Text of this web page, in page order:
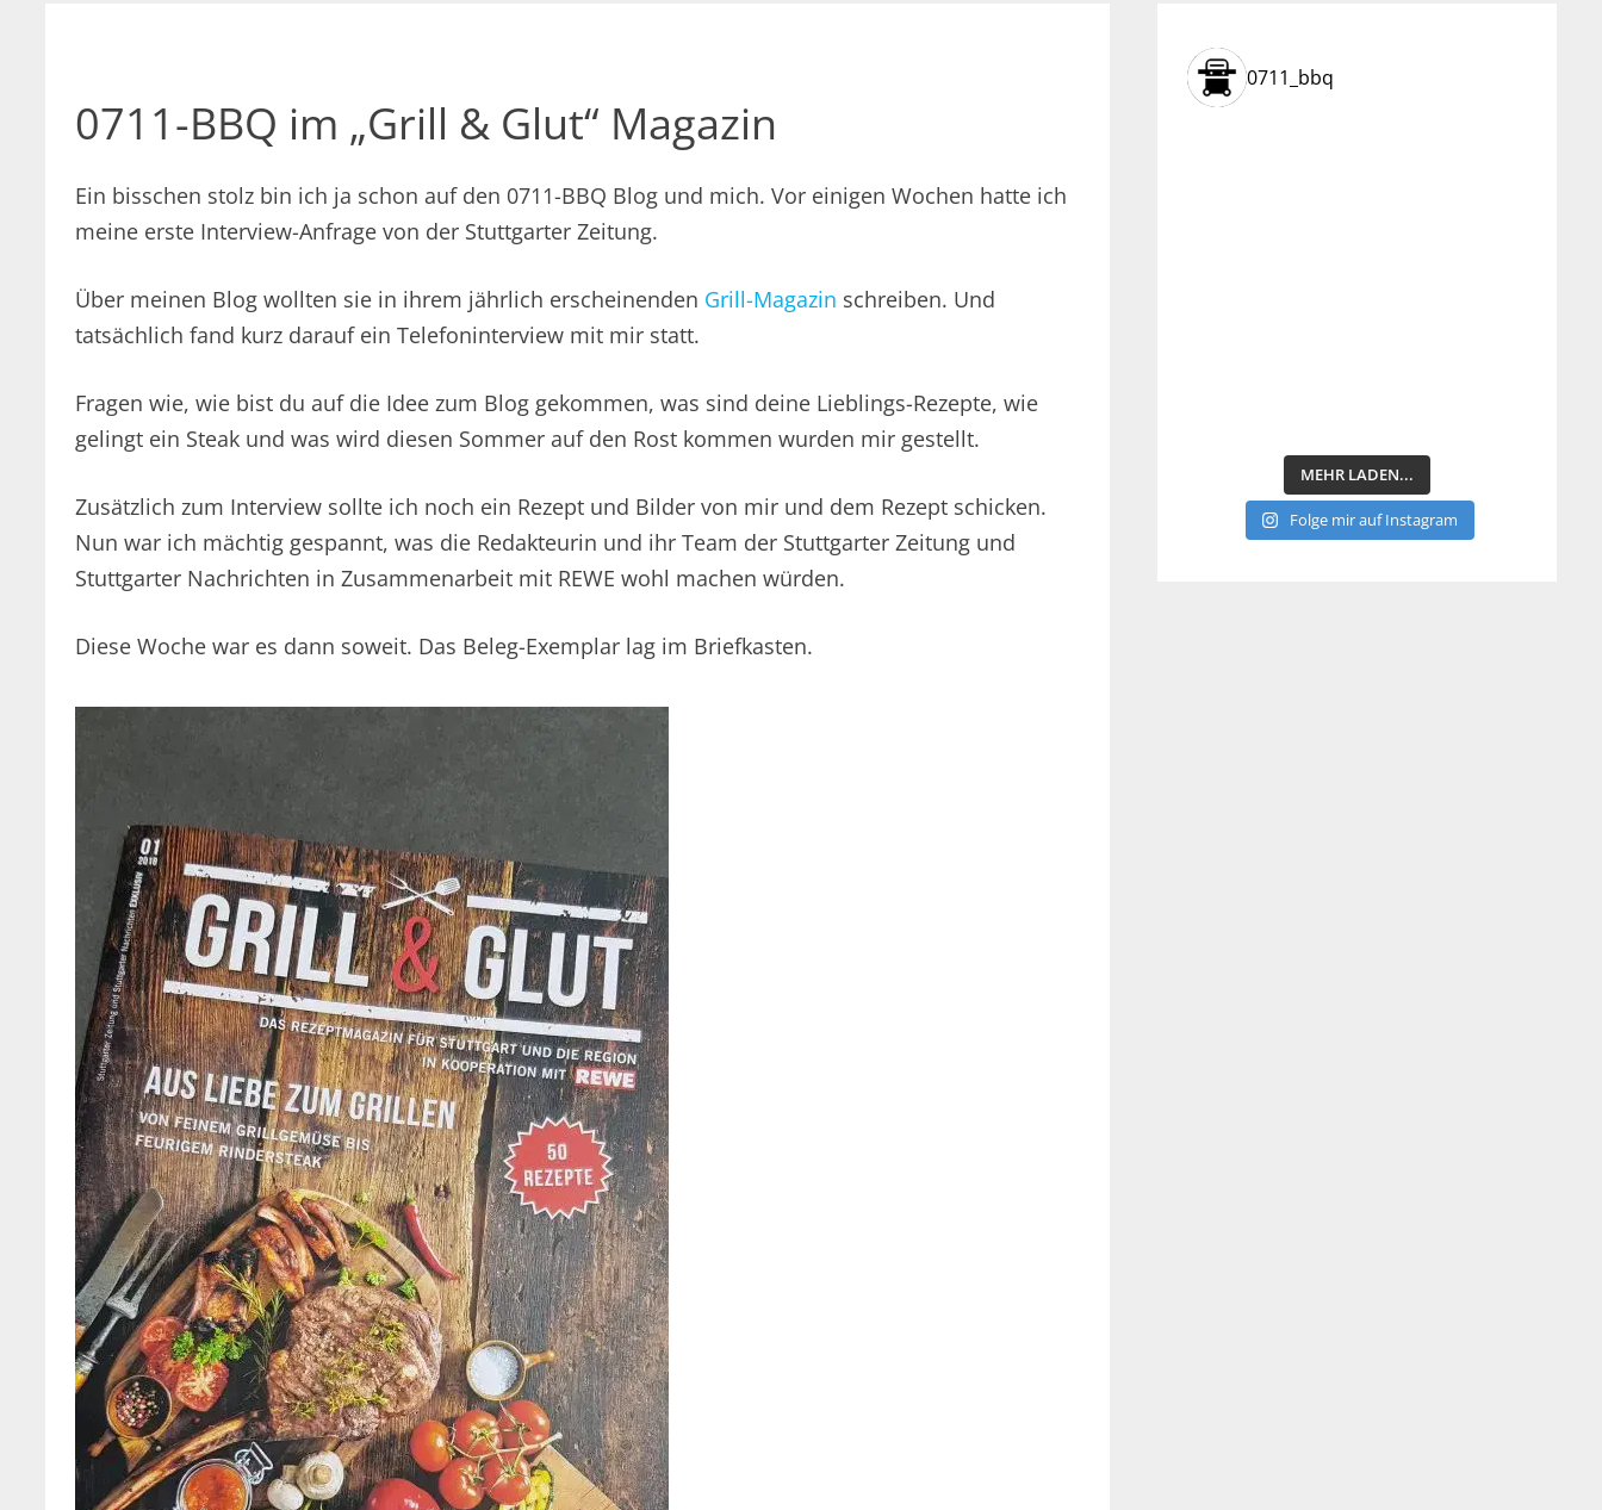
0711-BBQ im „Grill & Glut“ Magazin
Ein bisschen stolz bin ich ja schon auf den 0711-BBQ Blog und mich. Vor einigen Wochen hatte ich
meine erste Interview-Anfrage von der Stuttgarter Zeitung.
Über meinen Blog wollten sie in ihrem jährlich erscheinenden Grill-Magazin schreiben. Und
tatsächlich fand kurz darauf ein Telefoninterview mit mir statt.
Fragen wie, wie bist du auf die Idee zum Blog gekommen, was sind deine Lieblings-Rezepte, wie
gelingt ein Steak und was wird diesen Sommer auf den Rost kommen wurden mir gestellt.
Zusätzlich zum Interview sollte ich noch ein Rezept und Bilder von mir und dem Rezept schicken.
Nun war ich mächtig gespannt, was die Redakteurin und ihr Team der Stuttgarter Zeitung und
Stuttgarter Nachrichten in Zusammenarbeit mit REWE wohl machen würden.
Diese Woche war es dann soweit. Das Beleg-Exemplar lag im Briefkasten.
0711_bbq
MEHR LADEN...
Folge mir auf Instagram